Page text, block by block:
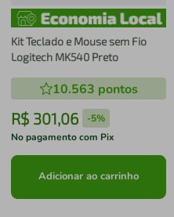
Kit Teclado e Mouse sem Fio
Logitech MK540 Preto
10.563 pontos
R$ 301,06 -5%
No pagamento com Pix
Adicionar ao carrinho